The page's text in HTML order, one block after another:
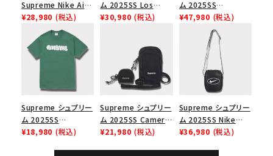
Supreme Nike Air
Force 1 Low シュプ
リーム ナイキエアフォ
ース１スニーカー シ
ューズ ホワイト
¥28,980 (税込)
ム 2025SS Los
Angeles Fire Relief
スロゴTシャツ ホワ
¥30,980 (税込)
ム 2025SS
Backpack バックパッ
ク ブラック 黒
¥47,980 (税込)
Supreme シュプリー
ム 2025SS
Homerun Tee ホー
¥18,980 (税込)
Supreme シュプリー
ム 2025SS Camera
Bag + Mini Pouch
¥21,980 (税込)
Supreme シュプリー
ム 2025SS Nike
Leather Shoulder
¥36,980 (税込)